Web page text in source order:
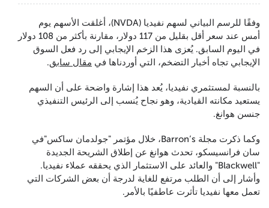
وفقًا للرسم البياني لسهم نفيديا (NVDA)، أغلقت الأسهم يوم
أمس عند سعر أقل بقليل من 117 دولار، مقارنة بأكثر من 108 دولار
في اليوم السابق. يُعزى هذا الزخم الإيجابي إلى رد فعل السوق
الإيجابي تجاه أخبار التضخم، التي أوردناها في مقال سابق.
بالنسبة لمستثمري نفيديا، يُعد هذا إشارة واضحة على أن السهم
يستعيد مكانته القيادية، وهو نجاح يُنسب إلى الرئيس التنفيذي
جنسن هوانغ.
وكما ذكرت مجلة Barron’s، خلال مؤتمر "جولدمان ساكس"في
سان فرانسيسكو، تحدث هوانغ عن إطلاق الشريحة الجديدة
"Blackwell" والعائد على الاستثمار الذي يحققه عملاء نفيديا.
وأشار إلى أن الطلب مرتفع للغاية لدرجة أن بعض الشركات التي
تعمل معها نفيديا تأثرت عاطفيًا بالأمر.